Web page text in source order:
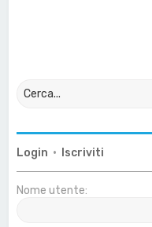
Login • Iscriviti
Nome utente: